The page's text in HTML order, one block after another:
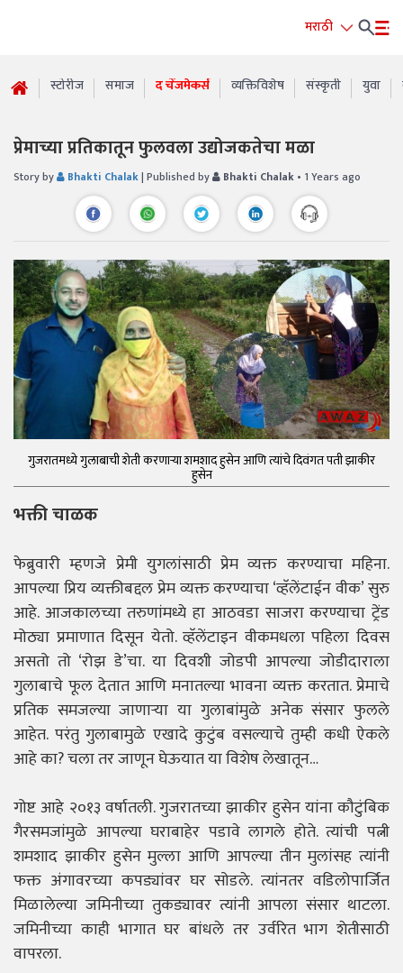
मराठी
स्टोरीज समाज द चेंजमेकर्स व्यक्तिविशेष संस्कृती युवा
प्रेमाच्या प्रतिकातून फुलवला उद्योजकतेचा मळा
Story by Bhakti Chalak| Published by Bhakti Chalak • 1 Years ago
गुजरातमध्ये गुलाबाची शेती करणाऱ्या शमशाद हुसेन आणि त्यांचे दिवंगत पती झाकीर
हुसेन
भक्ती चाळक
फेब्रुवारी म्हणजे प्रेमी युगलांसाठी प्रेम व्यक्त करण्याचा महिना.
आपल्या प्रिय व्यक्तीबद्दल प्रेम व्यक्त करण्याचा ‘व्हॅलेंटाईन वीक’ सुरु
आहे. आजकालच्या तरुणांमध्ये हा आठवडा साजरा करण्याचा ट्रेंड
मोठ्या प्रमाणात दिसून येतो. व्हॅलेंटाइन वीकमधला पहिला दिवस
असतो तो ‘रोझ डे’चा. या दिवशी जोडपी आपल्या जोडीदाराला
गुलाबाचे फूल देतात आणि मनातल्या भावना व्यक्त करतात. प्रेमाचे
प्रतिक समजल्या जाणाऱ्या या गुलाबांमुळे अनेक संसार फुलले
आहेत. परंतु गुलाबामुळे एखादे कुटुंब वसल्याचे तुम्ही कधी ऐकले
आहे का? चला तर जाणून घेऊयात या विशेष लेखातून…
गोष्ट आहे २०१३ वर्षातली. गुजरातच्या झाकीर हुसेन यांना कौटुंबिक
गैरसमजांमुळे आपल्या घराबाहेर पडावे लागले होते. त्यांची पत्नी
शमशाद झाकीर हुसेन मुल्ला आणि आपल्या तीन मुलांसह त्यांनी
फक्त अंगावरच्या कपड्यांवर घर सोडले. त्यांनतर वडिलोपार्जित
मिळालेल्या जमिनीच्या तुकड्यावर त्यांनी आपला संसार थाटला.
जमिनीच्या काही भागात घर बांधले तर उर्वरित भाग शेतीसाठी
वापरला.